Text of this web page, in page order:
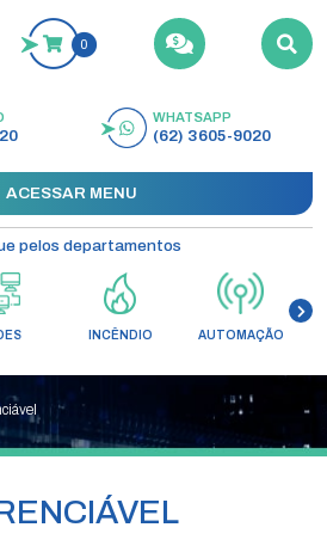
0
BUSCAR
WHATSAPP
(62) 3605-9020
ACESSAR MENU
pelos departamentos
INCÊNDIO AUTOMAÇÃO